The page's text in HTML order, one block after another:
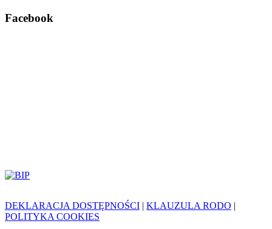
Facebook
DEKLARACJA DOSTĘPNOŚCI | KLAUZULA RODO |
POLITYKA COOKIES